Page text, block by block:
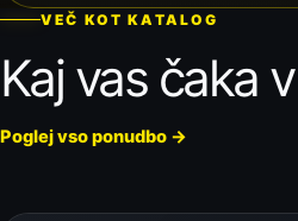
VEČ KOT KATALOG
Kaj vas čaka
Poglej vso ponudbo →